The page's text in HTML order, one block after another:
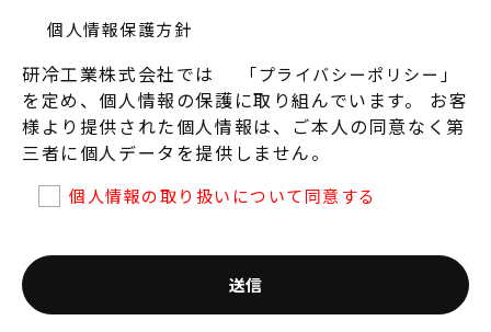
個人情報保護方針
研冷工業株式会社では 「プライバシーポリシー」
を定め、個人情報の保護に取り組んでいます。 お客
様より提供された個人情報は、ご本人の同意なく第
三者に個人データを提供しません。
個人情報の取り扱いについて同意する